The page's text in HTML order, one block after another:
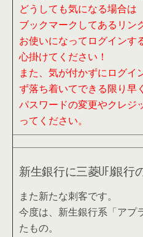
どうしても気になる場合は
ブックマークしてあるリン
お使いになってログインす
心掛けてください！
また、気が付かずにログイ
ず落ち着いてできる限り早く
パスワードの変更やクレジ
ってください。
新生銀行に三菱UFJ銀行
また新たな刺客です。
今度は、新生銀行系「アプ
たもの。